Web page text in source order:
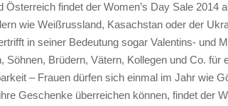
Österreich findet der Women’s Day Sale
wie Weißrussland, Kasachstan oder der
in seiner Bedeutung sogar Valentins-
Söhnen, Brüdern, Vätern, Kollegen und Co.
– Frauen dürfen sich einmal im Jahr wie
Geschenke überreichen können, findet der